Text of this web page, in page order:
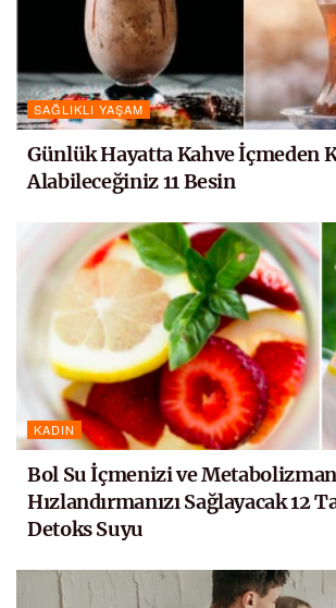
SAĞLIKLI YAŞAM
Günlük Hayatta Kahve İçmeden
Alabileceğiniz 11 Besin
KADIN
Bol Su İçmenizi ve
Hızlandırmanızı Sağlayacak 12
Detoks Suyu